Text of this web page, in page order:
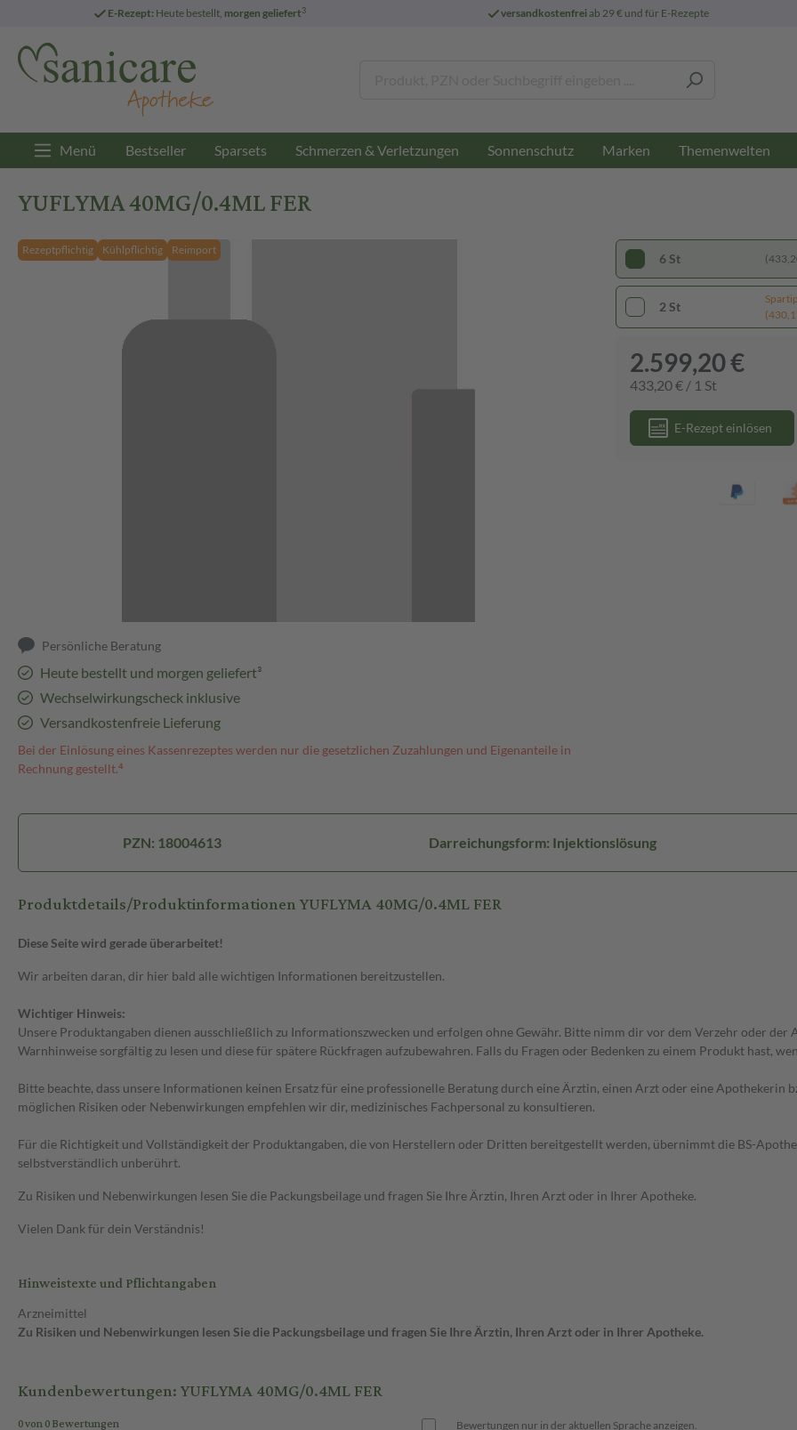
E-Rezept: Heute bestellt, morgen geliefert3 versandkostenfreiab 29 € und für E-Rezepte
Menü Bestseller Sparsets Schmerzen & Verletzungen Sonnenschutz Marken Themenwelten
YUFLYMA 40MG/0.4ML FER
Rezeptpflichtig Kühlpflichtig Reimport
Persönliche Beratung
Heute bestellt und morgen geliefert³
Wechselwirkungscheck inklusive
Versandkostenfreie Lieferung
Bei der Einlösung eines Kassenrezeptes werden nur die gesetzlichen Zuzahlungen und Eigenanteile in
Rechnung gestellt.⁴
6 St
2 St
2.599,20 €
433,20 € / 1 St
E-Rezept einlösen
PZN: 18004613 Darreichungsform: Injektionslösung
Produktdetails/Produktinformationen YUFLYMA 40MG/0.4ML FER
Diese Seite wird gerade überarbeitet!
Wir arbeiten daran, dir hier bald alle wichtigen Informationen bereitzustellen.
Wichtiger Hinweis:
Unsere Produktangaben dienen ausschließlich zu Informationszwecken und erfolgen ohne Gewähr. Bitte nimm dir vor dem Verzehr oder
Warnhinweise sorgfältig zu lesen und diese für spätere Rückfragen aufzubewahren. Falls du Fragen oder Bedenken zu einem Produkt hast,
Bitte beachte, dass unsere Informationen keinen Ersatz für eine professionelle Beratung durch eine Ärztin, einen Arzt oder eine Apothekerin
möglichen Risiken oder Nebenwirkungen empfehlen wir dir, medizinisches Fachpersonal zu konsultieren.
Für die Richtigkeit und Vollständigkeit der Produktangaben, die von Herstellern oder Dritten bereitgestellt werden, übernimmt die BS-
selbstverständlich unberührt.
Zu Risiken und Nebenwirkungen lesen Sie die Packungsbeilage und fragen Sie Ihre Ärztin, Ihren Arzt oder in Ihrer Apotheke.
Vielen Dank für dein Verständnis!
Hinweistexte und Pflichtangaben
Arzneimittel
Zu Risiken und Nebenwirkungen lesen Sie die Packungsbeilage und fragen Sie Ihre Ärztin, Ihren Arzt oder in Ihrer Apotheke.
Kundenbewertungen: YUFLYMA 40MG/0.4ML FER
0 von 0 Bewertungen Bewertungen nur in der aktuellen Sprache anzeigen.